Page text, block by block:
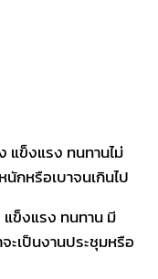
แข็งแรง ทนทานไม่
กหรือเบาจนเกินไป
แข็งแรง ทนทาน มี
ะเป็นงานประชุมหรือ